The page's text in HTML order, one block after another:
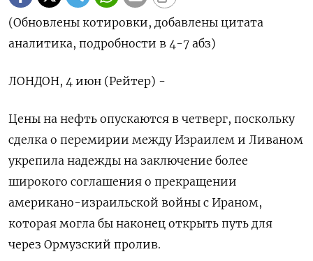
(Обновлены котировки, добавлены цитата
аналитика, подробности в 4-7 абз)
ЛОНДОН, 4 июн (Рейтер) -
Цены на нефть опускаются в ‌четверг, поскольку
сделка о перемирии между Израилем и Ливаном
укрепила надежды на заключение более
широкого ​соглашения о ​прекращении
американо-израильской ​войны с Ираном,
⁠которая могла бы ‌наконец открыть путь для
через Ормузский ‌пролив.